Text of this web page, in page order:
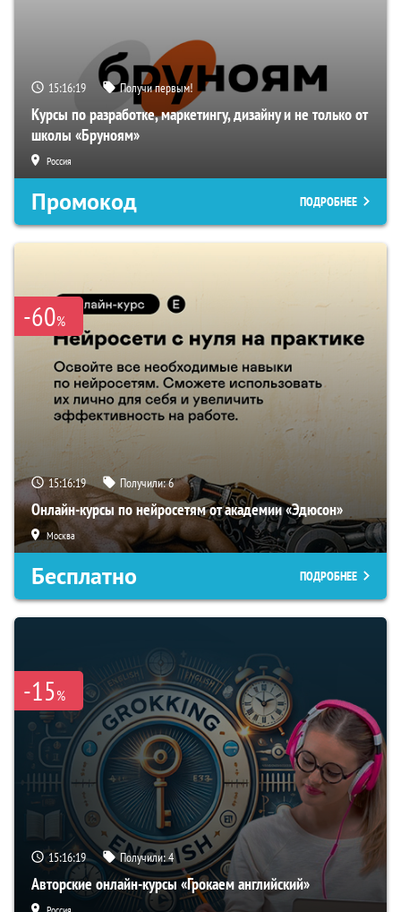
15:16:18 Получи первым!
Курсы по разработке, маркетингу, дизайну и не только от
школы «Бруноям»
Россия
Промокод ПОДРОБНЕЕ
-60%
15:16:18 Получили:6
Онлайн-курсы по нейросетям от академии «Эдюсон»
Москва
Бесплатно ПОДРОБНЕЕ
-15%
15:16:18 Получили:4
Авторские онлайн-курсы «Грокаем английский»